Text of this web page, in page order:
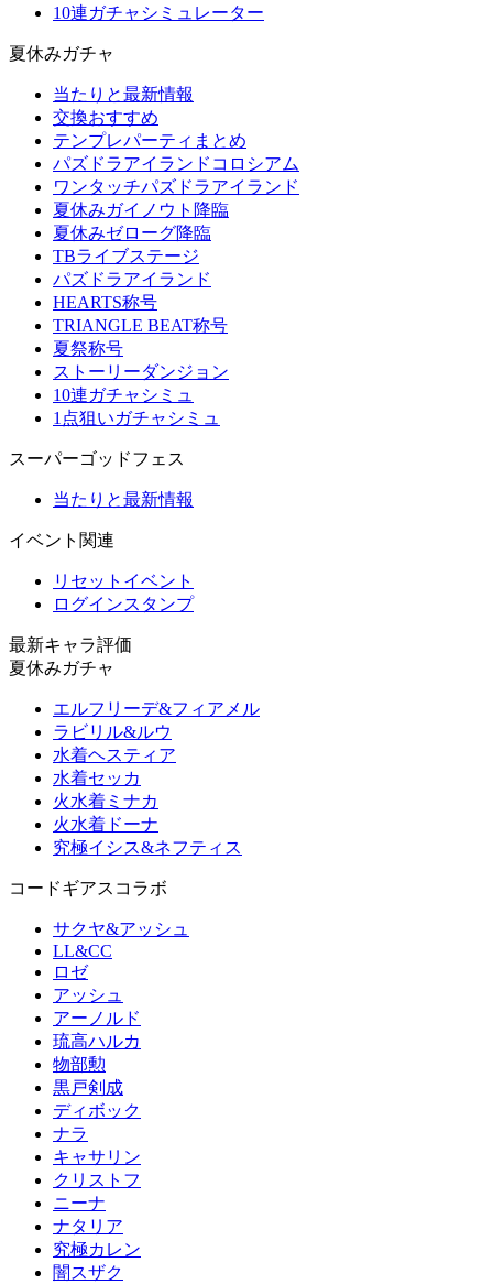
10連ガチャシミュレーター
夏休みガチャ
当たりと最新情報
交換おすすめ
テンプレパーティまとめ
パズドラアイランドコロシアム
ワンタッチパズドラアイランド
夏休みガイノウト降臨
夏休みゼローグ降臨
TBライブステージ
パズドラアイランド
HEARTS称号
TRIANGLE BEAT称号
夏祭称号
ストーリーダンジョン
10連ガチャシミュ
1点狙いガチャシミュ
スーパーゴッドフェス
当たりと最新情報
イベント関連
リセットイベント
ログインスタンプ
最新キャラ評価
夏休みガチャ
エルフリーデ&フィアメル
ラビリル&ルウ
水着ヘスティア
水着セッカ
火水着ミナカ
火水着ドーナ
究極イシス&ネフティス
コードギアスコラボ
サクヤ&アッシュ
LL&CC
ロゼ
アッシュ
アーノルド
琉高ハルカ
物部勲
黒戸剣成
ディボック
ナラ
キャサリン
クリストフ
ニーナ
ナタリア
究極カレン
闇スザク